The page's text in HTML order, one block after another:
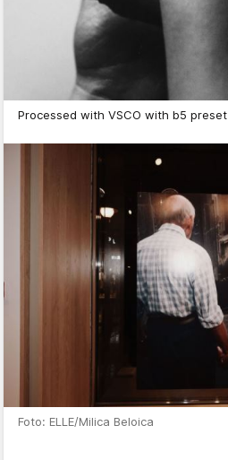
Processed with VSCO with b5 preset
Foto: ELLE/Milica Beloica